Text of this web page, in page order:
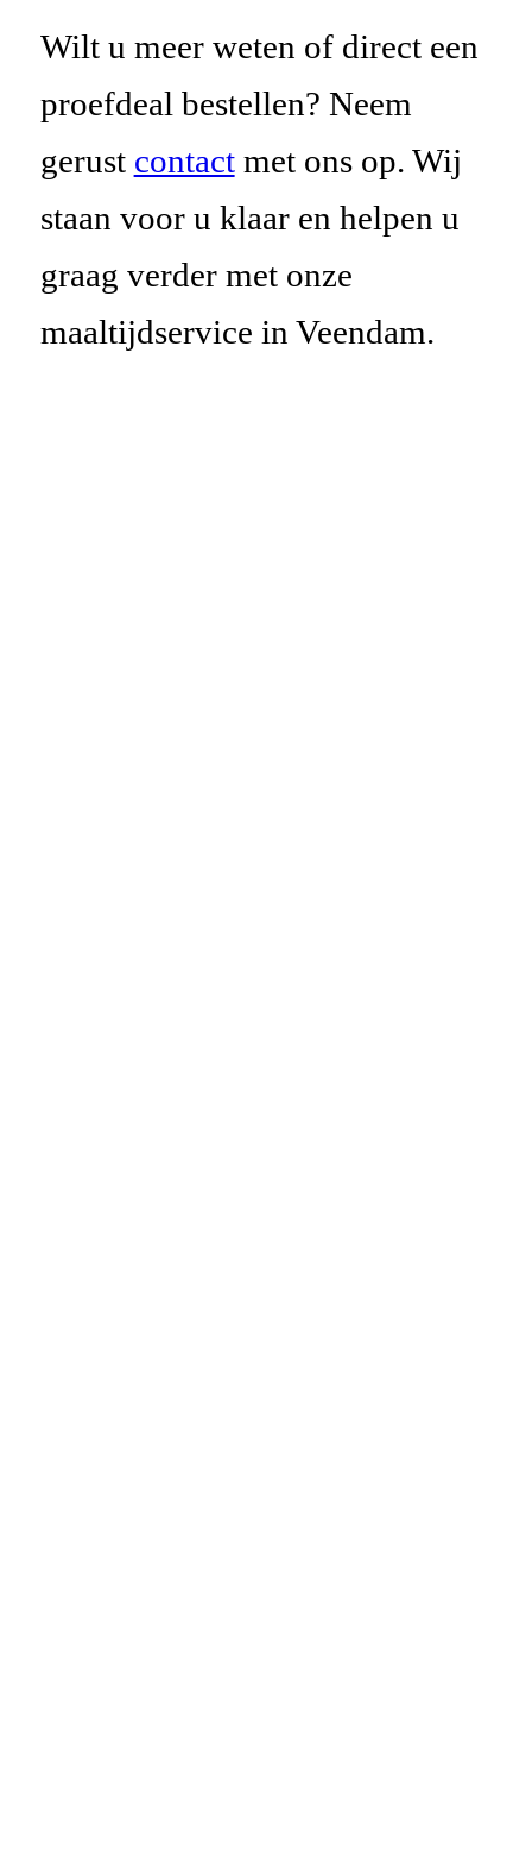
Wilt u meer weten of direct een
proefdeal bestellen? Neem
gerust contactmet ons op. Wij
staan voor u klaar en helpen u
graag verder met onze
maaltijdservice in Veendam.